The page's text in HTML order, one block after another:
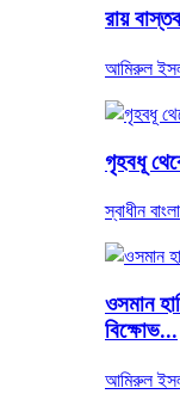
রায়
আমিরুল
গৃহবধূ
স্বাধীন বাংলা
ওসমান
বিক্ষোভ...
আমিরুল